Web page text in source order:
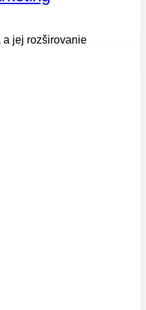
a jej rozširovanie